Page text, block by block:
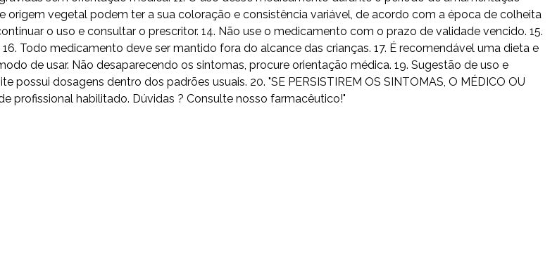
vegetal podem ter a sua coloração e consistência variável, de acordo com a época de colheita
o uso e consultar o prescritor. 14. Não use o medicamento com o prazo de validade vencido. 15.
Todo medicamento deve ser mantido fora do alcance das crianças. 17. É recomendável uma dieta e
de usar. Não desaparecendo os sintomas, procure orientação médica. 19. Sugestão de uso e
dosagens dentro dos padrões usuais. 20. "SE PERSISTIREM OS SINTOMAS, O MÉDICO OU
profissional habilitado. Dúvidas ? Consulte nosso farmacêutico!"